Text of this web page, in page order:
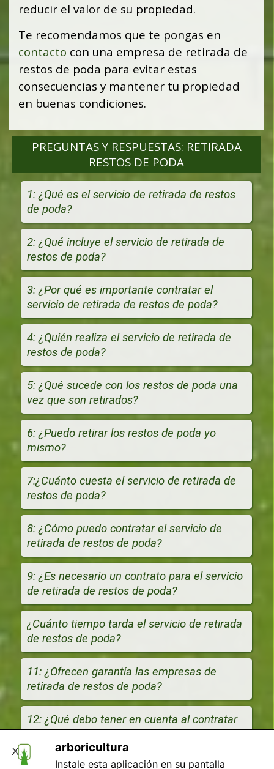
reducir el valor de su propiedad.
Te recomendamos que te pongas en
contacto con una empresa de retirada de
restos de poda para evitar estas
consecuencias y mantener tu propiedad
en buenas condiciones.
PREGUNTAS Y RESPUESTAS: RETIRADA
RESTOS DE PODA
1: ¿Qué es el servicio de retirada de restos
de poda?
2: ¿Qué incluye el servicio de retirada de
restos de poda?
3: ¿Por qué es importante contratar el
servicio de retirada de restos de poda?
4: ¿Quién realiza el servicio de retirada de
restos de poda?
5: ¿Qué sucede con los restos de poda una
vez que son retirados?
6: ¿Puedo retirar los restos de poda yo
mismo?
7:¿Cuánto cuesta el servicio de retirada de
restos de poda?
8: ¿Cómo puedo contratar el servicio de
retirada de restos de poda?
9: ¿Es necesario un contrato para el servicio
de retirada de restos de poda?
¿Cuánto tiempo tarda el servicio de retirada
de restos de poda?
11: ¿Ofrecen garantía las empresas de
retirada de restos de poda?
12: ¿Qué debo tener en cuenta al contratar
el servicio de retirada de restos de poda?
arboricultura
Instale esta aplicación en su pantalla
X